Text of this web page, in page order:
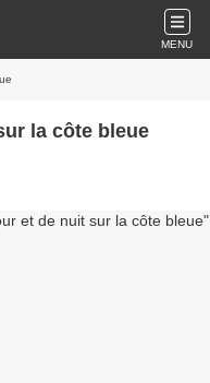
MENU
la côte bleue